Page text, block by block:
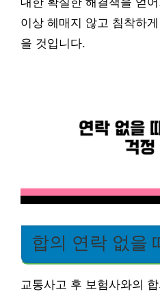
이상 헤매지 않고 침착하
을 것입니다.
합의 연락 없을
교통사고 후 보험사와의